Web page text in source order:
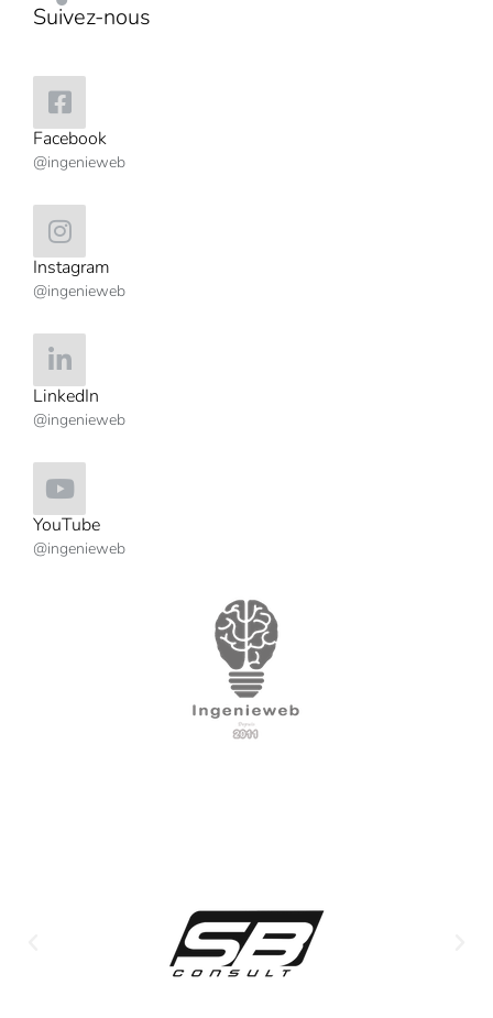
Suivez-nous
Facebook
@ingenieweb
Instagram
@ingenieweb
LinkedIn
@ingenieweb
YouTube
@ingenieweb